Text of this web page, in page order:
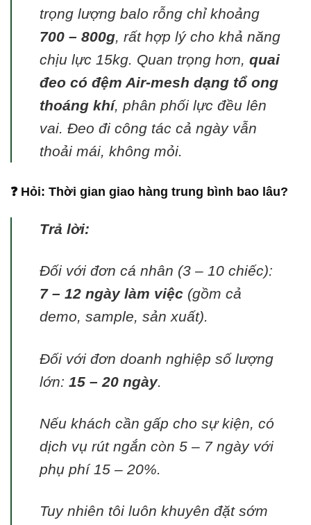
trọng lượng balo rỗng chỉ khoảng
700 – 800g, rất hợp lý cho khả năng
chịu lực 15kg. Quan trọng hơn, quai
đeo có đệm Air-mesh dạng tổ ong
thoáng khí, phân phối lực đều lên
vai. Đeo đi công tác cả ngày vẫn
thoải mái, không mỏi.
❓ Hỏi: Thời gian giao hàng trung bình bao lâu?
Trả lời:
Đối với đơn cá nhân (3 – 10 chiếc):
7 – 12 ngày làm việc(gồm cả
demo, sample, sản xuất).
Đối với đơn doanh nghiệp số lượng
lớn: 15 – 20 ngày.
Nếu khách cần gấp cho sự kiện, có
dịch vụ rút ngắn còn 5 – 7 ngày với
phụ phí 15 – 20%.
Tuy nhiên tôi luôn khuyên đặt sớm